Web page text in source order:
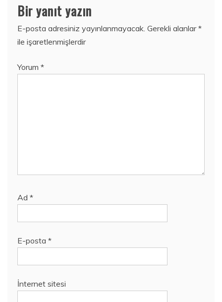
Bir yanıt yazın
E-posta adresiniz yayınlanmayacak. Gerekli alanlar*
ile işaretlenmişlerdir
Yorum *
Ad *
E-posta *
İnternet sitesi